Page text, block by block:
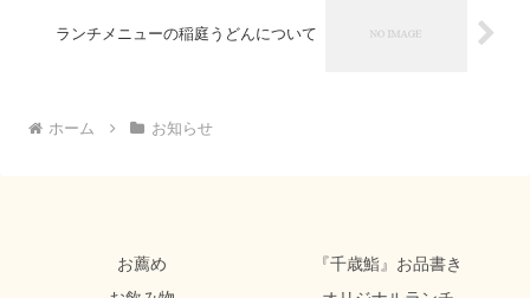
ランチメニューの稲庭うどんについて
ホーム お知らせ
お薦め
『千歳鮨』お品書き